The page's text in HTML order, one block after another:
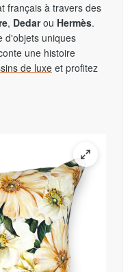
français à travers des
, Dedarou Hermès.
d'objets uniques
une histoire
de luxe et profitez